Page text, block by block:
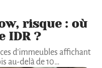
risque : où
IDR ?
d'immeubles affichant
au-delà de 10…